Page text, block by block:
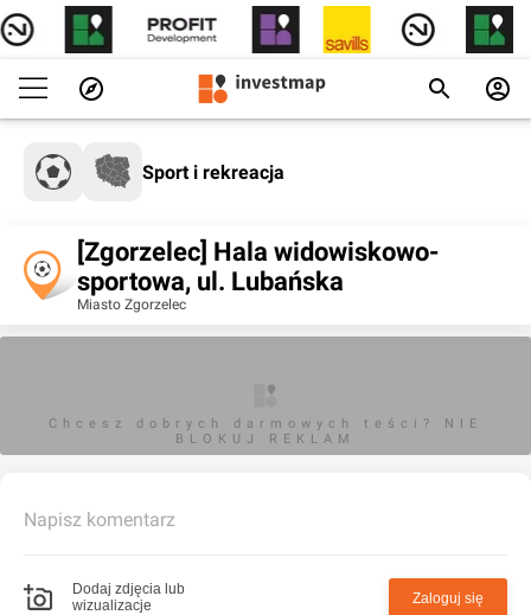
Sport i rekreacja
[Zgorzelec] Hala widowiskowo-
sportowa, ul. Lubańska
Miasto Zgorzelec
Chcesz dobrych darmowych teści? NIE
BLOKUJ REKLAM
Napisz komentarz
Dodaj zdjęcia lub
wizualizacje
Zaloguj się